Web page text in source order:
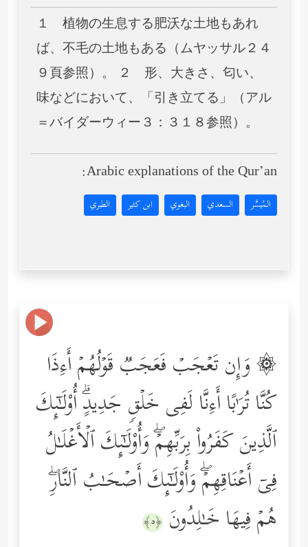
１ 植物の生息する肥沃な土地もあれ
ば、不毛の土地もある（ムヤッサル２４
９頁参照）。 ２ 形、大きさ、匂い、
味などにおいて、「引き立てる」（アル
＝バイダーウィー３：３１８参照）。
Arabic explanations of the Qur’an:
المُيسَّر السعدي البغوي ابن كثير الطبري
۞ وَإِن تَعۡجَبۡ فَعَجَبࣱ قَوۡلُهُمۡ أَءِذَا
كُنَّا تُرَ ٰ⁠بًا أَءِنَّا لَفِی خَلۡقࣲ جَدِیدٍۗ أُوْلَـٰۤىِٕكَ
ٱلَّذِینَ كَفَرُواْ بِرَبِّهِمۡۖ وَأُوْلَـٰۤىِٕكَ ٱلۡأَغۡلَـٰلُ
فِیۤ أَعۡنَاقِهِمۡۖ وَأُوْلَـٰۤىِٕكَ أَصۡحَـٰبُ ٱلنَّارِۖ
هُمۡ فِیهَا خَـٰلِدُونَ ﴿٥﴾